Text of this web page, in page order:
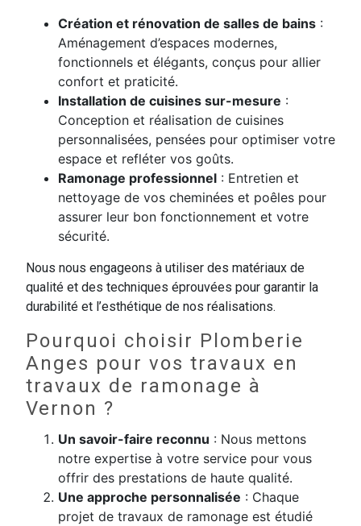
Création et rénovation de salles de bains :
Aménagement d’espaces modernes,
fonctionnels et élégants, conçus pour allier
confort et praticité.
Installation de cuisines sur-mesure :
Conception et réalisation de cuisines
personnalisées, pensées pour optimiser votre
espace et refléter vos goûts.
Ramonage professionnel : Entretien et
nettoyage de vos cheminées et poêles pour
assurer leur bon fonctionnement et votre
sécurité.
Nous nous engageons à utiliser des matériaux de
qualité et des techniques éprouvées pour garantir la
durabilité et l’esthétique de nos réalisations.
Pourquoi choisir Plomberie
Anges pour vos travaux en
travaux de ramonage à
Vernon ?
Un savoir-faire reconnu : Nous mettons
notre expertise à votre service pour vous
offrir des prestations de haute qualité.
Une approche personnalisée : Chaque
projet de travaux de ramonage est étudié